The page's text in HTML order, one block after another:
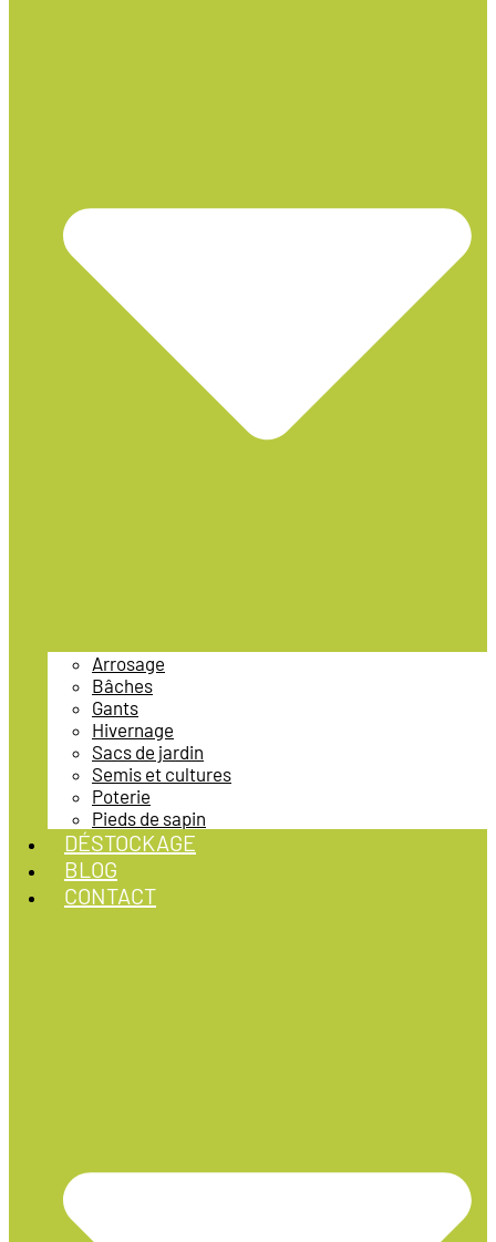
Arrosage
Bâches
Gants
Hivernage
Sacs de jardin
Semis et cultures
Poterie
Pieds de sapin
DÉSTOCKAGE
BLOG
CONTACT